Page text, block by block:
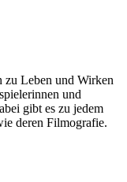
zu Leben und Wirken
und
gibt es zu jedem
deren Filmografie.